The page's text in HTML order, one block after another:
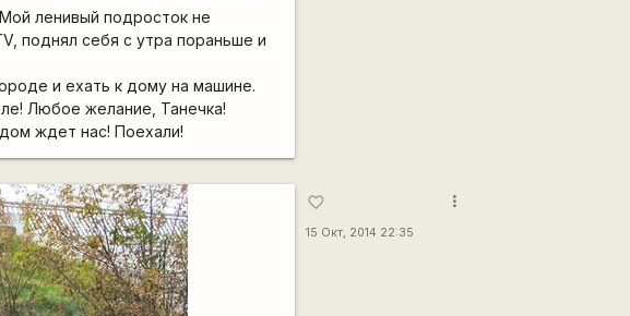
ленивый подросток не
поднял себя с утра пораньше и
и ехать к дому на машине.
Любое желание, Танечка!
ждет нас! Поехали!
favorite_border
15 Окт, 2014 22:35
more_vert